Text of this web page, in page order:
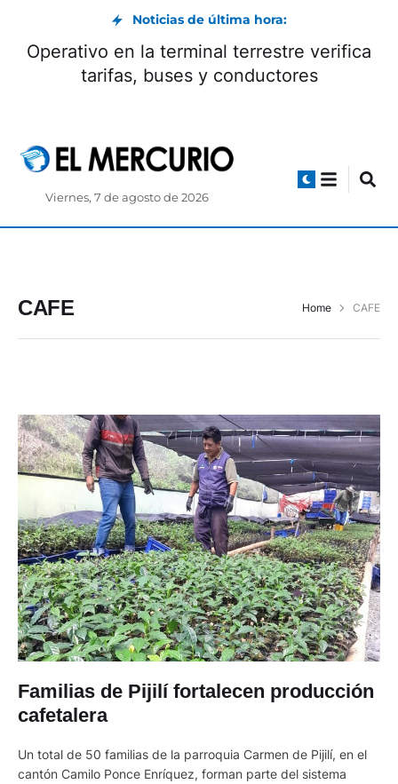
Noticias de última hora:
Operativo en la terminal terrestre verifica
tarifas, buses y conductores
Viernes, 7 de agosto de 2026
CAFE Home CAFE
Familias de Pijilí fortalecen producción
cafetalera
Un total de 50 familias de la parroquia Carmen de Pijilí, en el
cantón Camilo Ponce Enríquez, forman parte del sistema